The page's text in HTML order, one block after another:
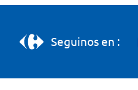
Seguinos en :